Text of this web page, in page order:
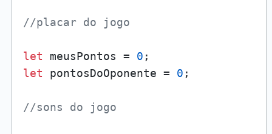
//placar do jogo
let meusPontos = 0
let pontosDoOponente = 0 ;
//sons do jogo